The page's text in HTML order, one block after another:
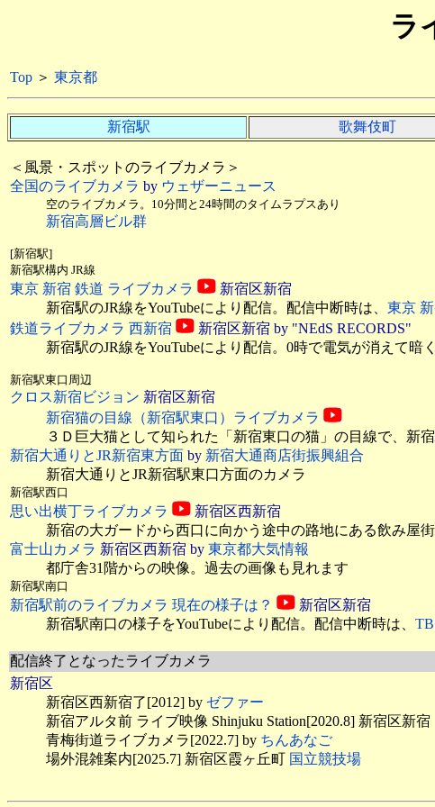
ラ
Top ＞ 東京都
新宿駅 歌舞伎町
＜風景・スポットのライブカメラ＞
全国のライブカメラ by ウェザーニュース
空のライブカメラ。10分間と24時間のタイムラプスあり
新宿高層ビル群
[新宿駅]
新宿駅構内 JR線
東京 新宿 鉄道 ライブカメラ
新宿区新宿
新宿駅のJR線をYouTubeにより配信。配信中断時は、 東京
鉄道ライブカメラ 西新宿
新宿区新宿 by "NEdS RECORDS"
新宿駅のJR線をYouTubeにより配信。0時で電気が消えて
新宿駅東口周辺
クロス新宿ビジョン 新宿区新宿
新宿猫の目線（新宿駅東口）ライブカメラ
３Ｄ巨大猫として知られた「新宿東口の猫」の目線で、新
新宿大通りとJR新宿東方面 by 新宿大通商店街振興組合
新宿大通りとJR新宿駅東口方面のカメラ
新宿駅西口
思い出横丁ライブカメラ
新宿区西新宿
新宿の大ガードから西口に向かう途中の路地にある飲み屋
富士山カメラ 新宿区西新宿 by 東京都大気情報
都庁舎31階からの映像。過去の画像も見れます
新宿駅南口
新宿駅前のライブカメラ 現在の様子は？
新宿区新宿
新宿駅南口の様子をYouTubeにより配信。配信中断時は、
配信終了となったライブカメラ
新宿区
新宿区西新宿了[2012] by ゼファー
新宿アルタ前 ライブ映像 Shinjuku Station[2020.8] 新宿区新
青梅街道ライブカメラ[2022.7] by ちんあなご
場外混雑案内[2025.7] 新宿区霞ヶ丘町 国立競技場